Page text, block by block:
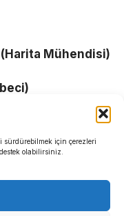
sürdürebilmek için çerezleri
olabilirsiniz.
Mühendisi)